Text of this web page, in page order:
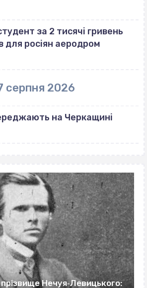
за 2 тисячі гривень
для росіян аеродром
серпня 2026
на Черкащині
прізвище Нечуя‐Левицького: